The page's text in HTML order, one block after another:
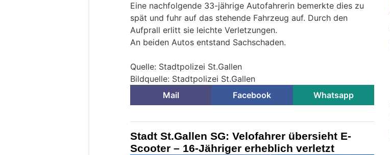
Eine nachfolgende 33-jährige Autofahrerin bemerkte dies zu
spät und fuhr auf das stehende Fahrzeug auf. Durch den
Aufprall erlitt sie leichte Verletzungen.
An beiden Autos entstand Sachschaden.
Quelle: Stadtpolizei St.Gallen
Bildquelle: Stadtpolizei St.Gallen
Mail
Facebook Whatsapp
Stadt St.Gallen SG: Velofahrer übersieht E-
Scooter – 16-Jähriger erheblich verletzt